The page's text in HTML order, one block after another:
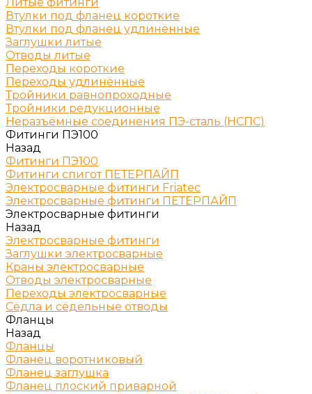
Втулки под фланец короткие
Втулки под фланец удлинённые
Заглушки литые
Отводы литые
Переходы короткие
Переходы удлинённые
Тройники равнопроходные
Тройники редукционные
Неразъёмные соединения ПЭ-сталь (НСПС)
Фитинги ПЭ100
Назад
Фитинги ПЭ100
Фитинги спигот ПЕТЕРПАЙП
Электросварные фитинги Friatec
Электросварные фитинги ПЕТЕРПАЙП
Электросварные фитинги
Назад
Электросварные фитинги
Заглушки электросварные
Краны электросварные
Отводы электросварные
Переходы электросварные
Сёдла и сёдельные отводы
Фланцы
Назад
Фланцы
Фланец воротниковый
Фланец заглушка
Фланец плоский приварной